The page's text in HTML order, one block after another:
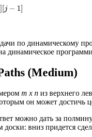
по динамическому
динамическое
(Medium)
m x n из верхнего
он может достичь
можно дать за
доски: вниз придется